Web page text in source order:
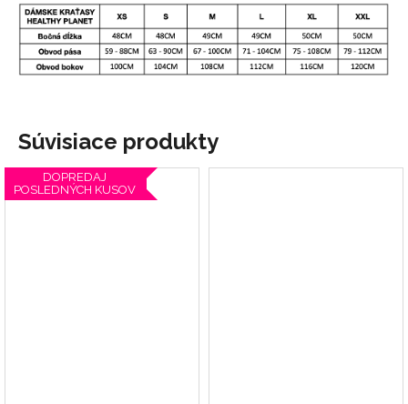
Súvisiace produkty
DOPREDAJ
POSLEDNÝCH KUSOV